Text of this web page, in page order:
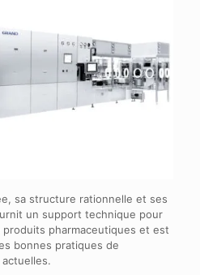
sa structure rationnelle et ses
un support technique pour
pharmaceutiques et est
bonnes pratiques de